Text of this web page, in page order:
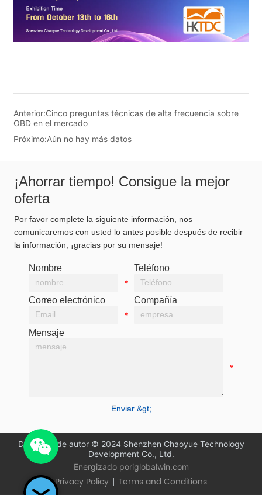
Anterior:Cinco preguntas técnicas de alta frecuencia sobre
OBD en el mercado
Próximo:Aún no hay más datos
¡Ahorrar tiempo! Consigue la mejor
oferta
Por favor complete la siguiente información, nos
comunicaremos con usted lo antes posible después de recibir
la información, ¡gracias por su mensaje!
Nombre
*
Teléfono
Correo electrónico
*
Compañía
Mensaje
*
Enviar &gt;
Derechos de autor © 2024 Shenzhen Chaoyue Technology
Development Co., Ltd.
Energizado poriglobalwin.com
Privacy Policy Terms and Conditions